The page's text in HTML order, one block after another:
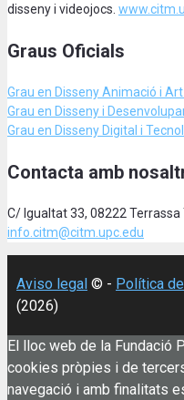
disseny i videojocs.
Graus Oficials
Grau en Disseny Animació i Art
Grau en Disseny i
Grau en Disseny Digital i
Contacta amb
C/ Igualtat 33, 08222
info.citm@citm.upc.edu
Aviso legal © - Política
(2026)
El lloc web de la Fundació
cookies pròpies i de
navegació i amb finalitats